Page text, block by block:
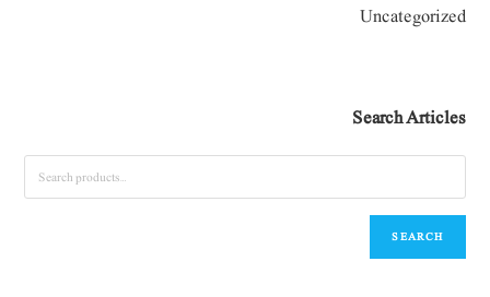
Uncategorized
Search Articles
SEARCH